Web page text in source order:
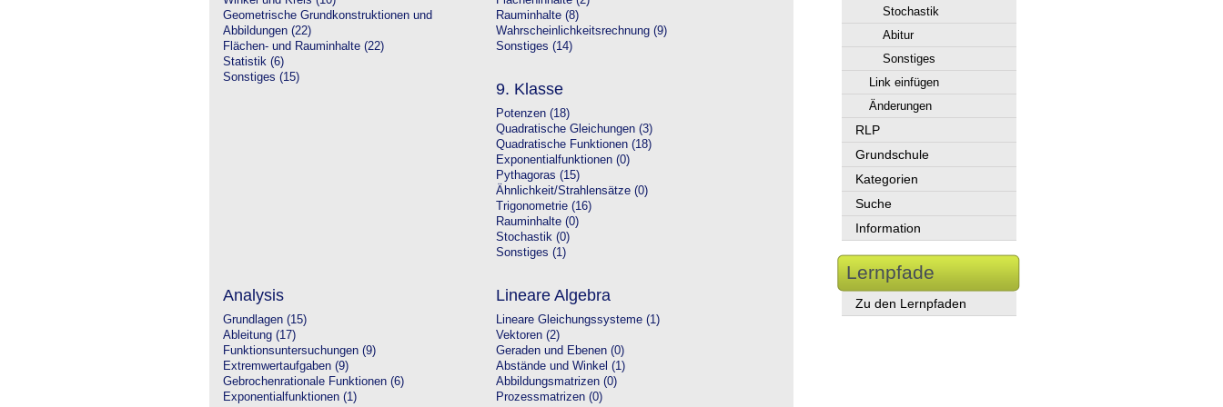
Geometrische Grundkonstruktionen und
Abbildungen (22)
Flächen- und Rauminhalte (22)
Statistik (6)
Sonstiges (15)
Rauminhalte (8)
Wahrscheinlichkeitsrechnung (9)
Sonstiges (14)
9. Klasse
Potenzen (18)
Quadratische Gleichungen (3)
Quadratische Funktionen (18)
Exponentialfunktionen (0)
Pythagoras (15)
Ähnlichkeit/Strahlensätze (0)
Trigonometrie (16)
Rauminhalte (0)
Stochastik (0)
Sonstiges (1)
Analysis
Grundlagen (15)
Ableitung (17)
Funktionsuntersuchungen (9)
Extremwertaufgaben (9)
Gebrochenrationale Funktionen (6)
Exponentialfunktionen (1)
Lineare Algebra
Lineare Gleichungssysteme (1)
Vektoren (2)
Geraden und Ebenen (0)
Abstände und Winkel (1)
Abbildungsmatrizen (0)
Prozessmatrizen (0)
Stochastik
Abitur
Sonstiges
Link einfügen
Änderungen
RLP
Grundschule
Kategorien
Suche
Information
Lernpfade
Zu den Lernpfaden